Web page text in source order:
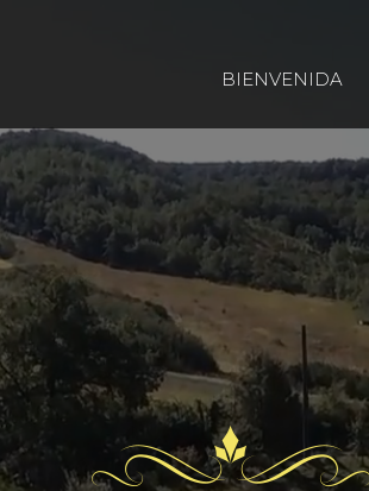
BIENVENIDA